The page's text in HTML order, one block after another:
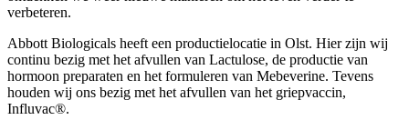
verbeteren.
Abbott Biologicals heeft een productielocatie in Olst. Hier zijn wij
continu bezig met het afvullen van Lactulose, de productie van
hormoon preparaten en het formuleren van Mebeverine. Tevens
houden wij ons bezig met het afvullen van het griepvaccin,
Influvac®.